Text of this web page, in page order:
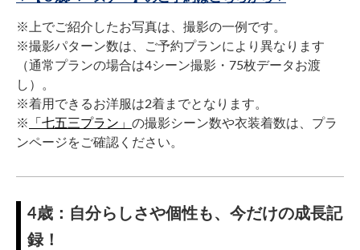
※上でご紹介したお写真は、撮影の一例です。
※撮影パターン数は、ご予約プランにより異なります
（通常プランの場合は4シーン撮影・75枚データお渡
し）。
※着用できるお洋服は2着までとなります。
※
「七五三プラン」 の撮影シーン数や衣装着数は、プラ
ンページをご確認ください。
4歳：自分らしさや個性も、今だけの成長記
録！